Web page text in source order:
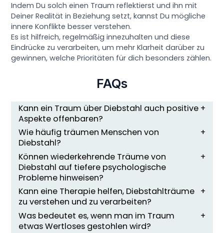
Indem Du solch einen Traum reflektierst und ihn mit
Deiner Realität in Beziehung setzt, kannst Du mögliche
innere Konflikte besser verstehen.
Es ist hilfreich, regelmäßig innezuhalten und diese
Eindrücke zu verarbeiten, um mehr Klarheit darüber zu
gewinnen, welche Prioritäten für dich besonders zählen.
FAQs
Kann ein Traum über Diebstahl auch positive
Aspekte offenbaren?
Wie häufig träumen Menschen von
Diebstahl?
Können wiederkehrende Träume von
Diebstahl auf tiefere psychologische
Probleme hinweisen?
Kann eine Therapie helfen, Diebstahlträume
zu verstehen und zu verarbeiten?
Was bedeutet es, wenn man im Traum
etwas Wertloses gestohlen wird?